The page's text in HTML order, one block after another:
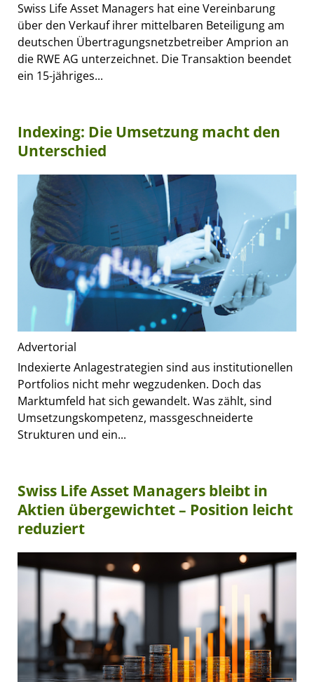
Swiss Life Asset Managers hat eine Vereinbarung
über den Verkauf ihrer mittelbaren Beteiligung am
deutschen Übertragungsnetzbetreiber Amprion an
die RWE AG unterzeichnet. Die Transaktion beendet
ein 15-jähriges...
Indexing: Die Umsetzung macht den
Unterschied
Advertorial
Indexierte Anlagestrategien sind aus institutionellen
Portfolios nicht mehr wegzudenken. Doch das
Marktumfeld hat sich gewandelt. Was zählt, sind
Umsetzungskompetenz, massgeschneiderte
Strukturen und ein...
Swiss Life Asset Managers bleibt in
Aktien übergewichtet – Position leicht
reduziert